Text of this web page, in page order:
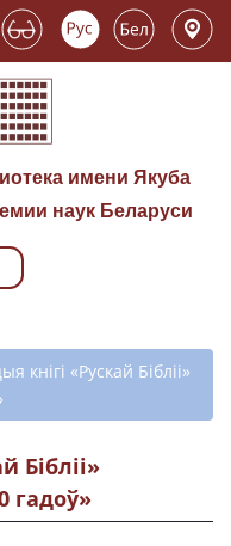
имени Якуба
наук Беларуси
по
кнігі «Рускай Бібліі»
Бібліі»
гадоў»